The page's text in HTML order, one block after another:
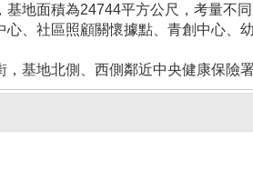
地面積為24744平方公尺，考量不
、社區照顧關懷據點、青創中心、
基地北側、西側鄰近中央健康保險